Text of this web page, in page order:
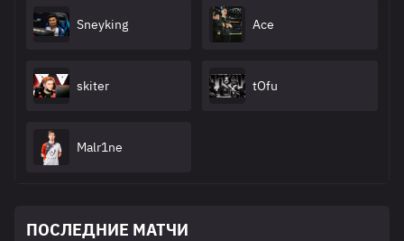
Sneyking
skiter
Malr1ne
Ace
tOfu
ПОСЛЕДНИЕ МАТЧИ